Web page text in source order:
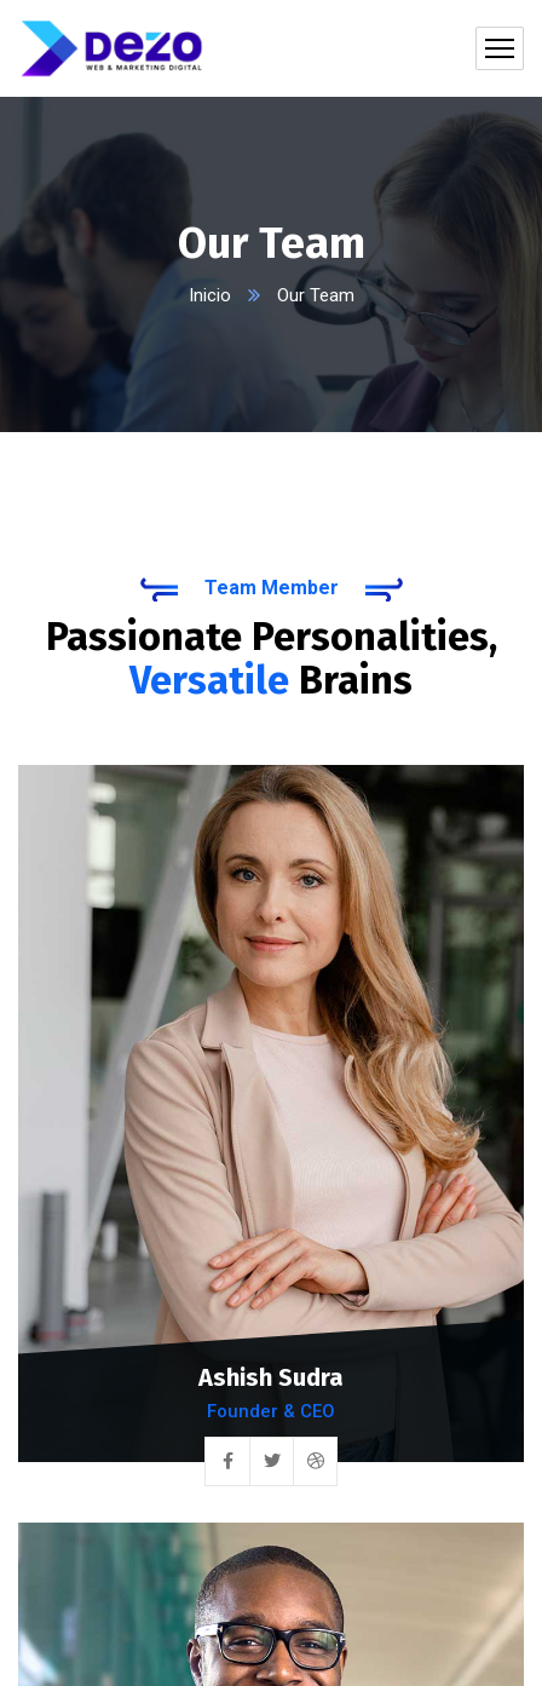
Our Team
Inicio Our Team
Team Member
Passionate Personalities,
Versatile Brains
Ashish Sudra
Founder & CEO